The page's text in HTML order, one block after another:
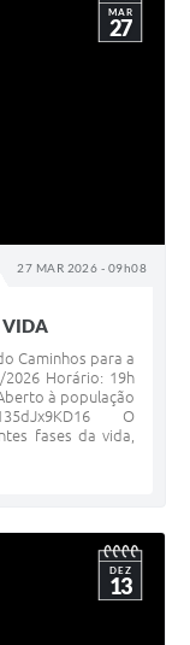
27 MAR 2026 - 09h08
MAR
27
VIDA
Caminhos para a
2026 Horário: 19h
à população
O
fases da vida,
DEZ
13